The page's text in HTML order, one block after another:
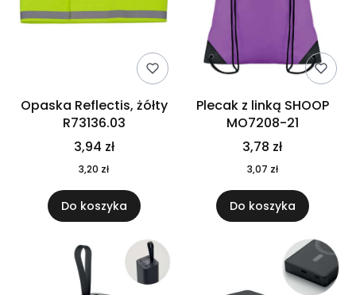
Opaska Reflectis, żółty
R73136.03
3,94 zł
3,20 zł
Do koszyka
Plecak z linką SHOOP
MO7208-21
3,78 zł
3,07 zł
Do koszyka